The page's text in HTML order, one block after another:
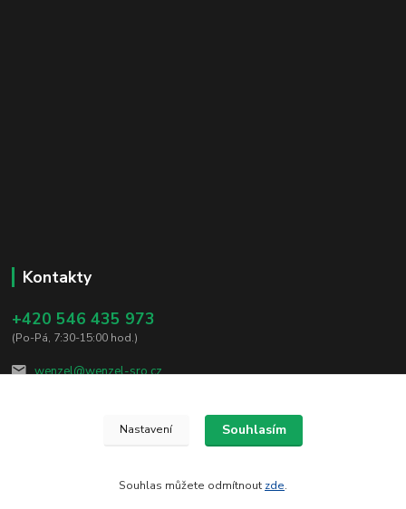
Kontakty
+420 546 435 973
(Po-Pá, 7:30-15:00 hod.)
wenzel@wenzel-sro.cz
Nastavení Souhlasím
Souhlas můžete odmítnout zde.